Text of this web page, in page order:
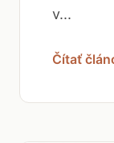
v...
Čítať